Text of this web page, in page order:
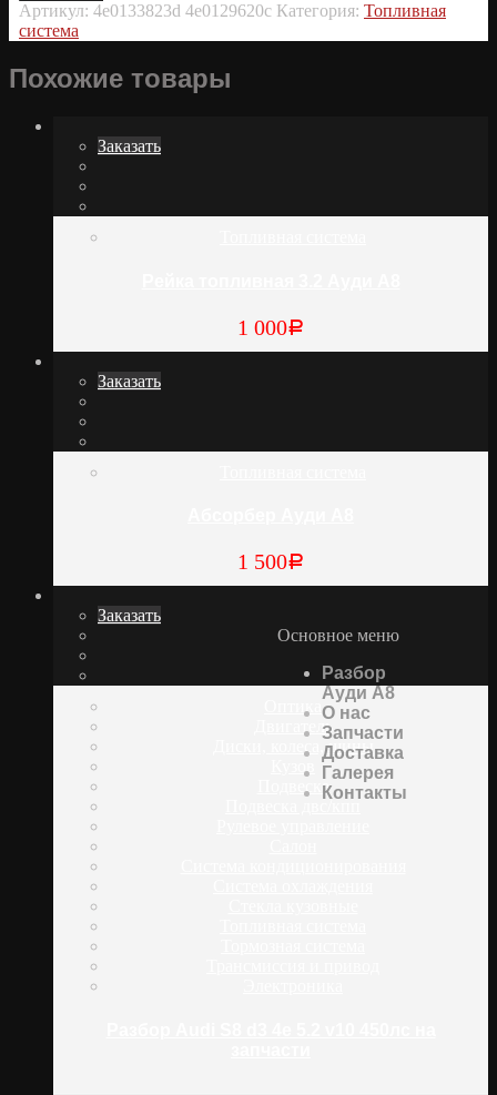
Основное меню
Разбор
Ауди А8
О нас
Запчасти
Доставка
Галерея
Контакты
Артикул: 4e0133823d 4e0129620c Категория: Топливная
система
Похожие товары
Заказать
1 000Р
Заказать
1 500Р
Заказать
Оптика
Двигатель
Диски, колеса, шины
Кузов
Подвеска